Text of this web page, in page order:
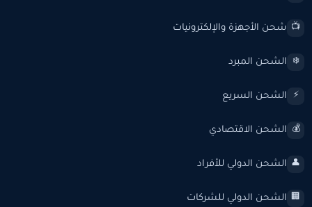
📺 شحن الأجهزة والإلكترونيات
❄️ الشحن المبرد
⚡ الشحن السريع
💰 الشحن الاقتصادي
👤 الشحن الدولي للأفراد
🏢 الشحن الدولي للشركات